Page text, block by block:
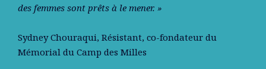
des femmes sont prêts à le mener. »
Sydney Chouraqui, Résistant, co-fondateur du
Mémorial du Camp des Milles